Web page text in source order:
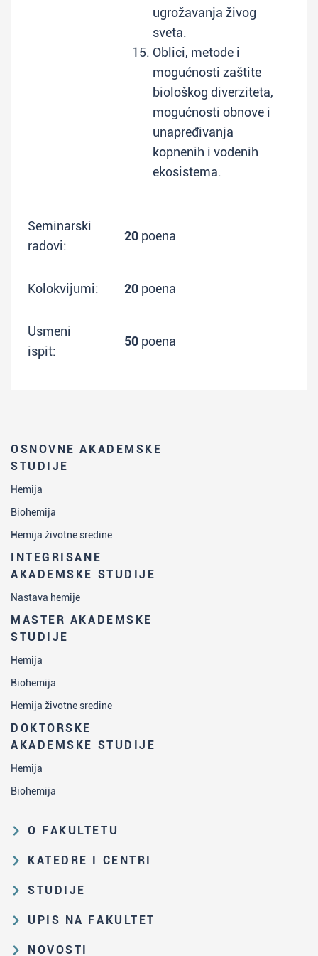
OSNOVNE AKADEMSKE
STUDIJE
Hemija
Biohemija
Hemija životne sredine
INTEGRISANE
AKADEMSKE STUDIJE
Nastava hemije
MASTER AKADEMSKE
STUDIJE
Hemija
Biohemija
Hemija životne sredine
DOKTORSKE
AKADEMSKE STUDIJE
Hemija
Biohemija
O FAKULTETU
Obrazovna i naučna delatnost
struktura
Zakon o visokom obrazovanju i
KATEDRE I CENTRI
Katedra za analitičku hemiju
Katedra za nastavu hemije
Katedra za opštu i neorgansku
STUDIJE
Put studiranja na HF
studije
UPIS NA FAKULTET
Rezultati prijemnih ispita i rang-
NOVOSTI
ugrožavanja živog
sveta.
Oblici, metode i
mogućnosti zaštite
biološkog diverziteta,
mogućnosti obnove i
unapređivanja
kopnenih i vodenih
ekosistema.
Seminarski
radovi:
20 poena
Kolokvijumi: 20 poena
Usmeni
ispit:
50 poena